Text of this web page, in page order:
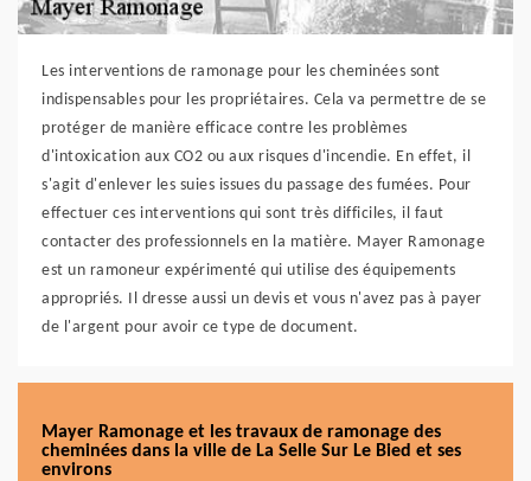
Les interventions de ramonage pour les cheminées sont
indispensables pour les propriétaires. Cela va permettre de se
protéger de manière efficace contre les problèmes
d'intoxication aux CO2 ou aux risques d'incendie. En effet, il
s'agit d'enlever les suies issues du passage des fumées. Pour
effectuer ces interventions qui sont très difficiles, il faut
contacter des professionnels en la matière. Mayer Ramonage
est un ramoneur expérimenté qui utilise des équipements
appropriés. Il dresse aussi un devis et vous n'avez pas à payer
de l'argent pour avoir ce type de document.
Mayer Ramonage et les travaux de ramonage des
cheminées dans la ville de La Selle Sur Le Bied et ses
environs